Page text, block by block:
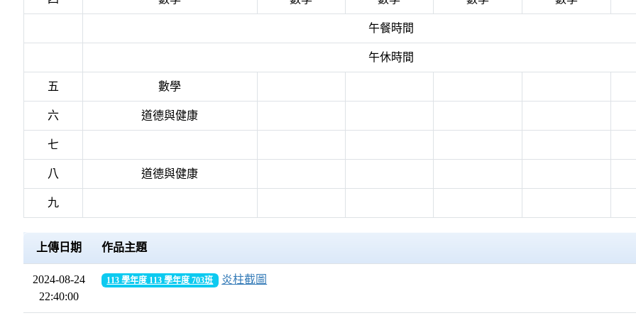
午餐時間
午休時間
五 數學
六 道德與健康
七
八 道德與健康
九
上傳日期 作品主題
2024-08-24
22:40:00
113 學年度 113 學年度 703班 炎柱截圖